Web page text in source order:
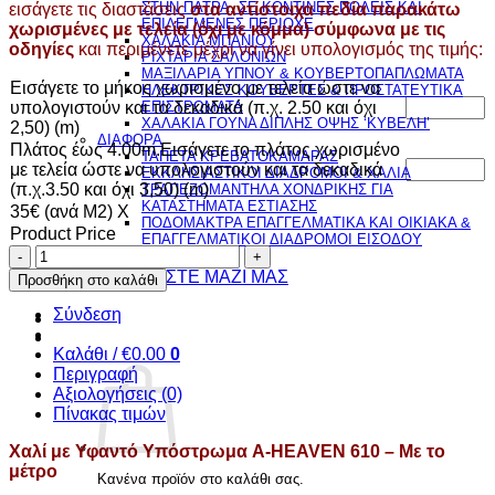
ΣΤΗΝ ΠΑΤΡΑ, ΣΕ ΚΟΝΤΙΝΕΣ ΠΟΛΕΙΣ ΚΑΙ
ΕΠΙΛΕΓΜΕΝΕΣ ΠΕΡΙΟΧΕ
ΧΑΛΑΚΙΑ ΜΠΑΝΙΟΥ
ΡΙΧΤΑΡΙΑ ΣΑΛΟΝΙΩΝ
ΜΑΞΙΛΑΡΙΑ ΥΠΝΟΥ & ΚΟΥΒΕΡΤΟΠΑΠΛΩΜΑΤΑ
ΗΛΕΚΤΡΙΚΕΣ ΚΟΥΒΕΡΤΕΣ & ΠΡΟΣΤΑΤΕΥΤΙΚΑ
ΕΠΙΣΤΡΩΜΑΤΑ
ΧΑΛΑΚΙΑ ΓΟΥΝΑ ΔΙΠΛΗΣ ΟΨΗΣ ‘ΚΥΒΕΛΗ’
ΔΙΑΦΟΡΑ
ΤΑΠΕΤΑ ΚΡΕΒΑΤΟΚΑΜΑΡΑΣ
ΕΚΚΛΗΣΙΑΣΤΙΚΟΙ ΔΙΑΔΡΟΜΟΙ & ΧΑΛΙΑ
ΤΡΑΠΕΖΟΜΑΝΤΗΛΑ ΧΟΝΔΡΙΚΗΣ ΓΙΑ
ΚΑΤΑΣΤΗΜΑΤΑ ΕΣΤΙΑΣΗΣ
ΠΟΔΟΜΑΚΤΡΑ ΕΠΑΓΓΕΛΜΑΤΙΚΑ ΚΑΙ ΟΙΚΙΑΚΑ &
ΕΠΑΓΓΕΛΜΑΤΙΚΟΙ ΔΙΑΔΡΟΜΟΙ ΕΙΣΟΔΟΥ
ΕΠΙΚΟΙΝΩΝΗΣΤΕ ΜΑΖΙ ΜΑΣ
Σύνδεση
Καλάθι /€0.00 0
Κανένα προϊόν στο καλάθι σας.
εισάγετε τις διαστάσειςστα αντίστοιχα πεδία παρακάτω
χωρισμένες με τελεία (όχι με κόμμα) σύμφωνα με τις
οδηγίες και περιμένετε μέχρι να γίνει υπολογισμός της τιμής:
Εισάγετε το μήκος χωρισμένο με τελεία ώστε να
υπολογιστούν και τα δεκαδικά (π.χ. 2.50 και όχι
2,50) (m)
Πλάτος έως 4.00m.Εισάγετε το πλάτος χωρισμένο
με τελεία ώστε να υπολογιστούν και τα δεκαδικά
(π.χ.3.50 και όχι 3,50) (m)
35€ (ανά Μ2) Χ
Product Price
Χαλί
με
Υφαντό
Υπόστρωμα
A-
HEAVEN
610
-
Με
μέτρο
ποσότητα
Προσθήκη στο καλάθι
Περιγραφή
Αξιολογήσεις (0)
Πίνακας τιμών
Χαλί με Υφαντό Υπόστρωμα A-HEAVEN 610 – Με το
μέτρο